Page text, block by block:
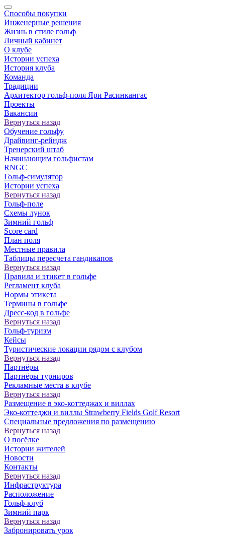
Способы покупки
Инженерные решения
Жизнь в стиле гольф
Личный кабинет
О клубе
Истории успеха
История клуба
Команда
Традиции
Архитектор гольф-поля Яри Расинкангас
Проекты
Вакансии
Вернуться назад
Обучение гольфу
Драйвинг-рейндж
Тренерский штаб
Начинающим гольфистам
RNGC
Гольф-симулятор
Истории успеха
Вернуться назад
Гольф-поле
Схемы лунок
Зимний гольф
Score card
План поля
Местные правила
Таблицы пересчета гандикапов
Вернуться назад
Правила и этикет в гольфе
Регламент клуба
Нормы этикета
Термины в гольфе
Дресс-код в гольфе
Вернуться назад
Гольф-туризм
Кейсы
Туристические локации рядом с клубом
Вернуться назад
Партнёры
Партнёры турниров
Рекламные места в клубе
Вернуться назад
Размещение в эко-коттеджах и виллах
Эко-коттеджи и виллы Strawberry Fields Golf Resort
Специальные предложения по размещению
Вернуться назад
О посёлке
Истории жителей
Новости
Контакты
Вернуться назад
Инфраструктура
Расположение
Гольф-клуб
Зимний парк
Вернуться назад
Забронировать урок